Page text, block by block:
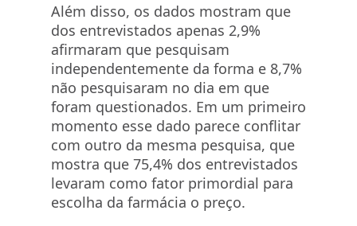
Além disso, os dados mostram que
dos entrevistados apenas 2,9%
afirmaram que pesquisam
independentemente da forma e 8,7%
não pesquisaram no dia em que
foram questionados. Em um primeiro
momento esse dado parece conflitar
com outro da mesma pesquisa, que
mostra que 75,4% dos entrevistados
levaram como fator primordial para
escolha da farmácia o preço.